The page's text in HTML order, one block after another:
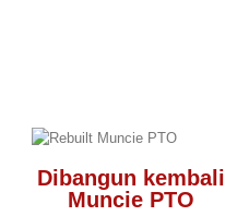
Dibangun kembali
Muncie PTO